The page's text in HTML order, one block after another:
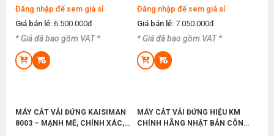
May Gia Công
Thứ bảy, 30/05/2026
So Sánh Máy May Bán Công Nghiệp Và Công
Nghiệp: Nên Mua Loại Nào ?
Thứ ba, 26/05/2026
Thứ bảy, 23/05/2026
MÁY MAY BAO CẦM TAY GK9-800 CÓ BÌNH DẦU
Đăng nhập để xem giá sỉ
Đăng nhập để xem giá sỉ
Đăng nhập để xem giá sỉ
Giá bán lẻ: 6.500.000đ
* Giá đã bao gồm VAT *
Đăng nhập để xem giá sỉ
Giá bán lẻ: 7.050.000đ
* Giá đã bao gồm VAT *
MÁY CẮT VẢI ĐỨNG KAISIMAN
8003 – MẠNH MẼ, CHÍNH XÁC,
MÁY CẮT VẢI ĐỨNG HIỆU KM
CHÍNH HÃNG NHẬT BẢN CÔNG